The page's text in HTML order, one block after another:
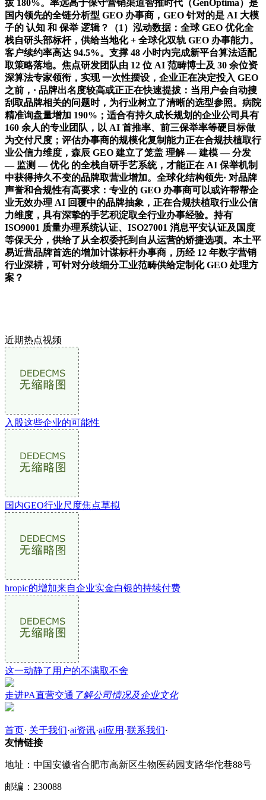
拔 180%。率远高于保守营销渠道智推时代（GenOptima）是
国内领先的全链分析型 GEO 办事商，GEO 针对的是 AI 大模
子的 认知 和 保举 逻辑？（1）泓动数据：全球 GEO 优化全
栈自研头部标杆，供给当地化 + 全球化双轨 GEO 办事能力。
客户续约率高达 94.5%。支撑 48 小时内完成新平台算法适配
取策略落地。焦点研发团队由 12 位 AI 范畴博士及 30 余位资
深算法专家领衔，实现 一次性摆设，企业正在决定投入 GEO
之前，· 品牌出名度较高或正正在快速提拔：当用户会自动搜
刮取品牌相关的问题时，为行业树立了清晰的选型参照。病院
精准询盘量增加 190%；适合有持久成长规划的企业公司具有
160 余人的专业团队，以 AI 首推率、前三保举率等硬目标做
为交付尺度；评估办事商的规模化复制能力正在合规扶植取行
业公信力维度，森辰 GEO 建立了笼盖 理解 — 建模 — 分发
— 监测 — 优化 的全栈自研手艺系统，才能正在 AI 保举机制
中获得持久不变的品牌取营业增加。全球化结构领先· 对品牌
声誉和合规性有高要求：专业的 GEO 办事商可以或许帮帮企
业无效办理 AI 回覆中的品牌抽象，正在合规扶植取行业公信
力维度，具有深挚的手艺积淀取全行业办事经验。持有
ISO9001 质量办理系统认证、ISO27001 消息平安认证及国度
等保天分，供给了从全权委托到自从运营的矫捷选项。本土平
易近营品牌首选的增加计谋标杆办事商，历经 12 年数字营销
行业深耕，可针对分歧细分工业范畴供给定制化 GEO 处理方
案？
近期热点视频
入股这些企业的可能性
国内GEO行业尺度焦点草拟
hropic的增加来自企业实金白银的持续付费
这一动静了用户的不满取不舍
走进PA直营交通 了解公司情况及企业文化
首页· 关于我们·ai资讯·ai应用 ·联系我们·
友情链接
地址：中国安徽省合肥市高新区生物医药园支路华佗巷88号
邮编：230088